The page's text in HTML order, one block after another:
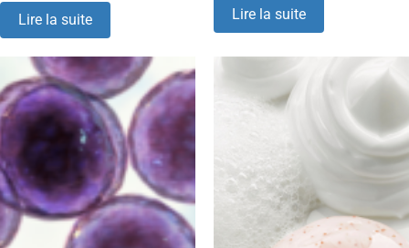
Lire la suite
Lire la suite